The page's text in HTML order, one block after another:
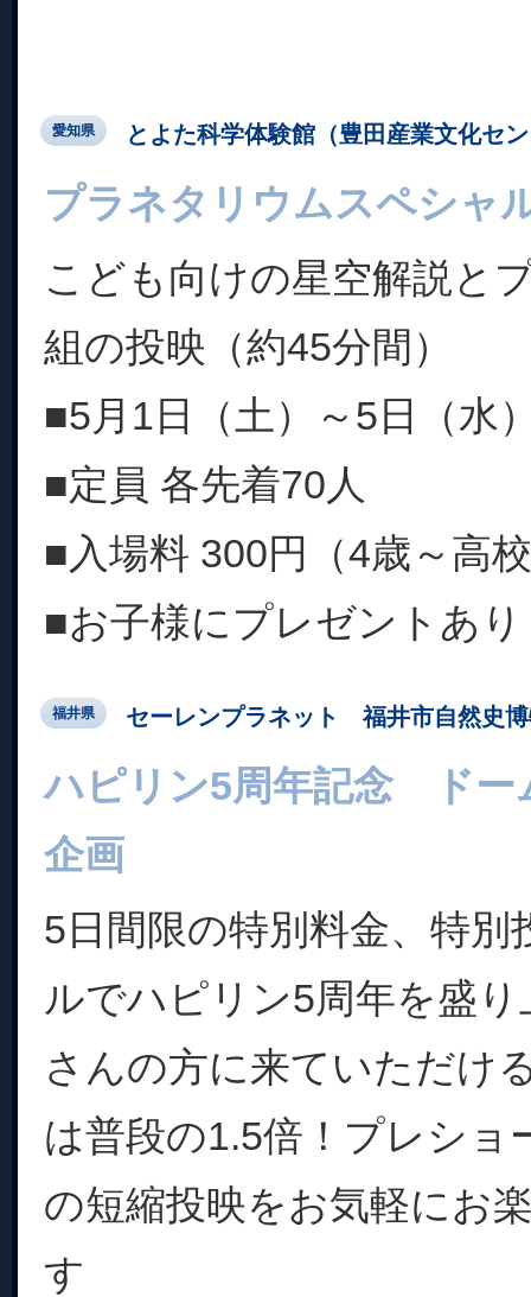
愛知県 とよた科学体験館（豊田産業文化セ
プラネタリウムスペシャ
こども向けの星空解説と
組の投映（約45分間）
■5月1日（土）～5日（水
■定員 各先着70人
■入場料 300円（4歳～高
■お子様にプレゼントあり
福井県 セーレンプラネット 福井市自然史
ハピリン5周年記念 ドー
企画
5日間限の特別料金、特別
ルでハピリン5周年を盛
さんの方に来ていただけ
は普段の1.5倍！プレショ
の短縮投映をお気軽にお
す